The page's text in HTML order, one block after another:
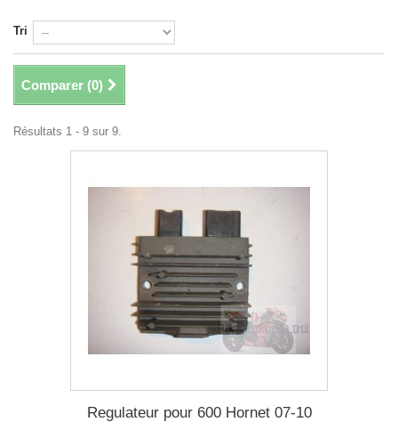
Tri
Comparer (0)
Résultats 1 - 9 sur 9.
Regulateur pour 600 Hornet 07-10